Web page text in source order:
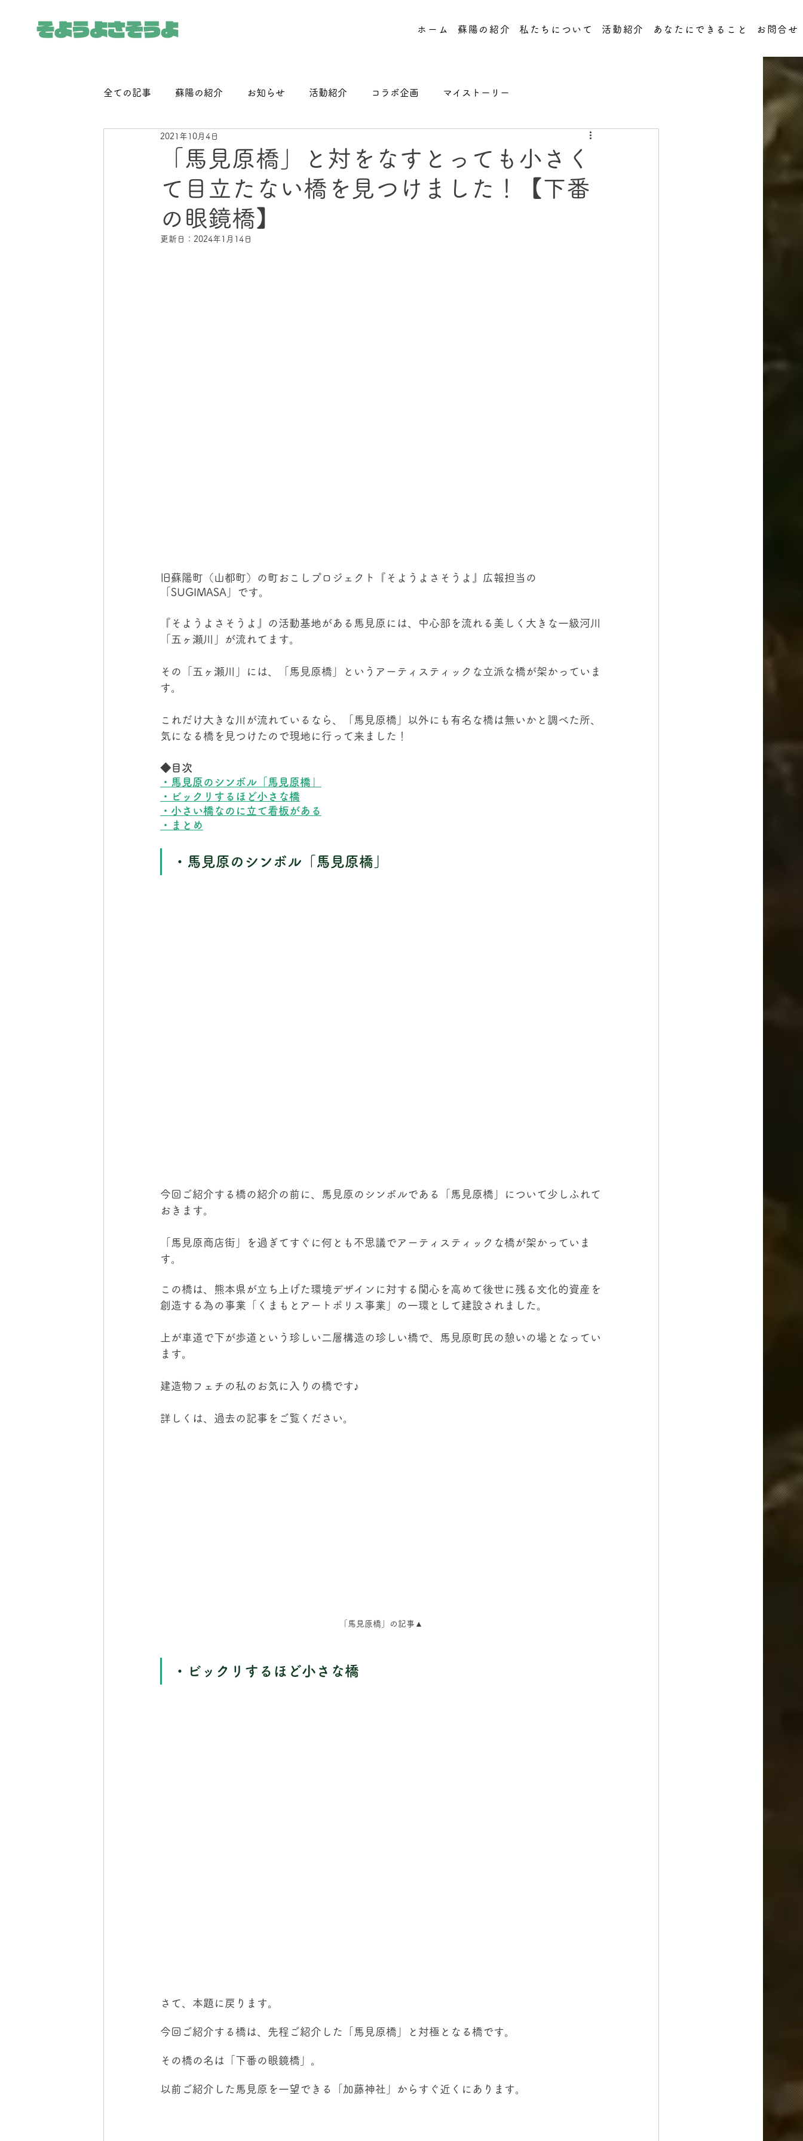
ホーム 蘇陽の紹介 私たちについて 活動紹介 あなたにできること お問合せ
全ての記事 蘇陽の紹介 お知らせ 活動紹介 コラボ企画 マイストーリー
「馬見原橋」と対をなすとっても小さく
て目立たない橋を見つけました！【下番
の眼鏡橋】
2021年10月4日
更新日： 2024年1月14日
旧蘇陽町（山都町）の町おこしプロジェクト『そようよさそうよ』広報担当の
「SUGIMASA」です。
『そようよさそうよ』の活動基地がある馬見原には、中心部を流れる美しく大きな一級河川
「五ヶ瀬川」が流れてます。
その「五ヶ瀬川」には、「馬見原橋」というアーティスティックな立派な橋が架かっていま
す。
これだけ大きな川が流れているなら、「馬見原橋」以外にも有名な橋は無いかと調べた所、
気になる橋を見つけたので現地に行って来ました！
◆目次
・馬見原のシンボル「馬見原橋」
・ビックリするほど小さな橋
・小さい橋なのに立て看板がある
・まとめ
・馬見原のシンボル「馬見原橋」
今回ご紹介する橋の紹介の前に、馬見原のシンボルである「馬見原橋」について少しふれて
おきます。
「馬見原商店街」を過ぎてすぐに何とも不思議でアーティスティックな橋が架かっていま
す。
この橋は、熊本県が立ち上げた環境デザインに対する関心を高めて後世に残る文化的資産を
創造する為の事業「くまもとアートポリス事業」の一環として建設されました。
上が車道で下が歩道という珍しい二層構造の珍しい橋で、馬見原町民の憩いの場となってい
ます。
建造物フェチの私のお気に入りの橋です♪
詳しくは、過去の記事をご覧ください。
「馬見原橋」の記事▲
・ビックリするほど小さな橋
さて、本題に戻ります。
今回ご紹介する橋は、先程ご紹介した「馬見原橋」と対極となる橋です。
その橋の名は「下番の眼鏡橋」。
以前ご紹介した馬見原を一望できる「加藤神社」からすぐ近くにあります。